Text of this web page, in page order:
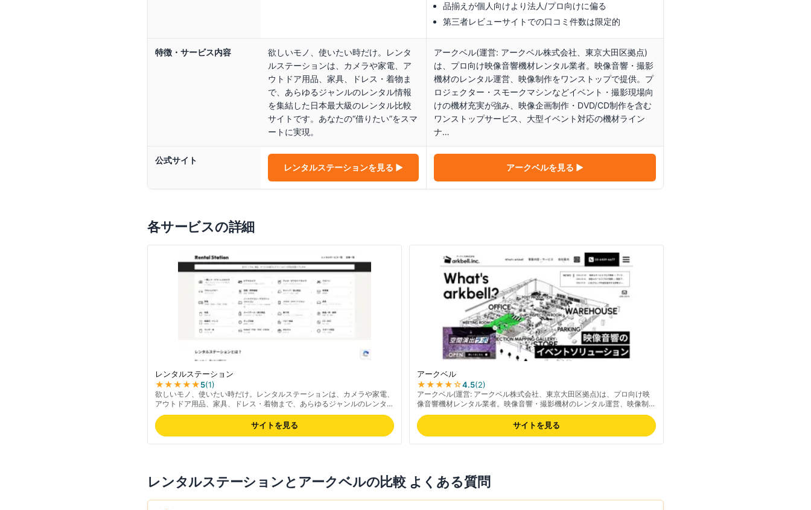
品揃えが個人向けより法人/プロ向けに偏る
第三者レビューサイトでの口コミ件数は限定的
特徴・サービス内容
欲しいモノ、使いたい時だけ。レンタ
ルステーションは、カメラや家電、ア
ウトドア用品、家具、ドレス・着物ま
で、あらゆるジャンルのレンタル情報
を集結した日本最大級のレンタル比較
サイトです。あなたの“借りたい”をスマ
ートに実現。
アークベル(運営: アークベル株式会社、東京大田区拠点)
は、プロ向け映像音響機材レンタル業者。映像音響・撮影
機材のレンタル運営、映像制作をワンストップで提供。プ
ロジェクター・スモークマシンなどイベント・撮影現場向
けの機材充実が強み、映像企画制作・DVD/CD制作を含む
ワンストップサービス、大型イベント対応の機材ライン
ナ…
公式サイト
レンタルステーションを見る ▶ アークベルを見る ▶
各サービスの詳細
レンタルステーション
★★★★★5(1)
欲しいモノ、使いたい時だけ。レンタルステーションは、カメラや家電、
アウトドア用品、家具、ドレス・着物まで、あらゆるジャンルのレンタル
情報を集結した日本最大級のレンタル比較サイトです。あなたの“借りた
い”をスマートに実現。
サイトを見る
アークベル
★★★★☆4.5(2)
アークベル(運営: アークベル株式会社、東京大田区拠点)は、プロ向け映
像音響機材レンタル業者。映像音響・撮影機材のレンタル運営、映像制作
をワンストップで提供。プロジェクター・スモークマシンなどイベント・
撮影現場向けの機材充実が強み、映像企画制作・DVD/CD制作を含むワン
ストップサービス、大型イベント対応の機材ラインナップも備える。プロ
ユース寄りで個人利用にはやや敷居が高めとの指摘あり。最新の料金は公
サイトを見る
レンタルステーションと アークベルの比較 よくある質問